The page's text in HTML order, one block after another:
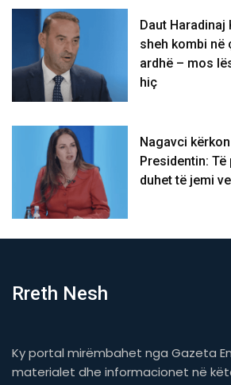
Daut Haradinaj
sheh kombi në
ardhë – mos
hiç
Nagavci
Presidentin:
duhet të jemi
Rreth Nesh
Ky portal mirëmbahet nga Gazeta
materialet dhe informacionet në